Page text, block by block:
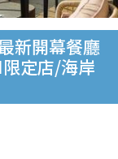
新開幕餐廳
定店/海岸